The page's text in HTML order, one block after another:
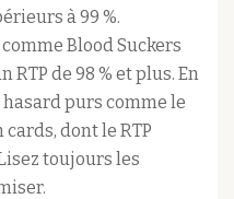
à 99 %.
Blood Suckers
RTP de 98 % et plus. En
purs comme le
dont le RTP
toujours les